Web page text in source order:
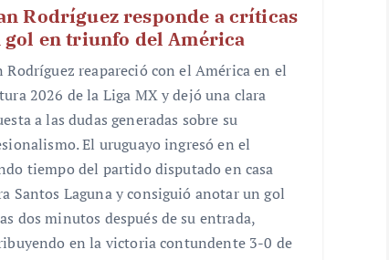
Rodríguez responde a críticas
gol en triunfo del América
Rodríguez reapareció con el América en el
2026 de la Liga MX y dejó una clara
a las dudas generadas sobre su
El uruguayo ingresó en el
tiempo del partido disputado en casa
Santos Laguna y consiguió anotar un gol
dos minutos después de su entrada,
en la victoria contundente 3-0 de